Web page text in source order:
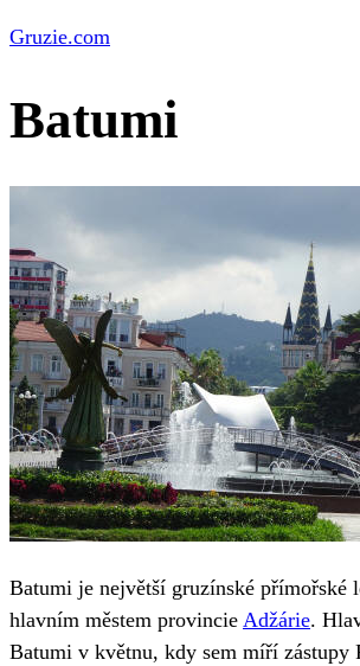
Gruzie.com
Batumi
Batumi je největší gruzínské přímořské
hlavním městem provincie Adžárie.
Batumi v květnu, kdy sem míří zástupy